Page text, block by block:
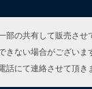
部の共有して販売させ
きない場合がございま
話にて連絡させて頂き